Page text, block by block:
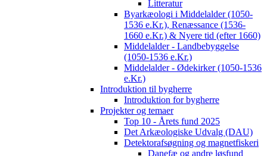
Litteratur
Byarkæologi i Middelalder (1050-
1536 e.Kr.), Renæssance (1536-
1660 e.Kr.) & Nyere tid (efter 1660)
Middelalder - Landbebyggelse
(1050-1536 e.Kr.)
Middelalder - Ødekirker (1050-1536
e.Kr.)
Introduktion til bygherre
Introduktion for bygherre
Projekter og temaer
Top 10 - Årets fund 2025
Det Arkæologiske Udvalg (DAU)
Detektorafsøgning og magnetfiskeri
Danefæ og andre løsfund